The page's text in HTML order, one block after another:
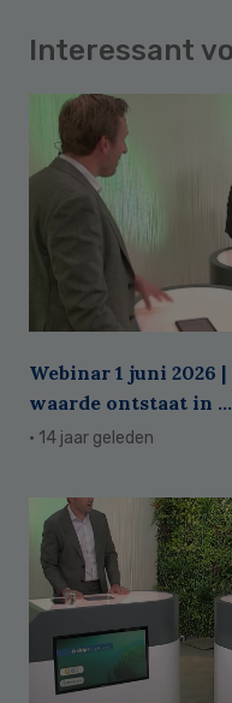
Interessant
Webinar 1 juni 2026
waarde ontstaat in ...
· 14 jaar geleden